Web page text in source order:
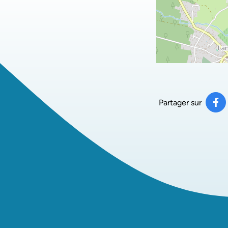
Partager sur